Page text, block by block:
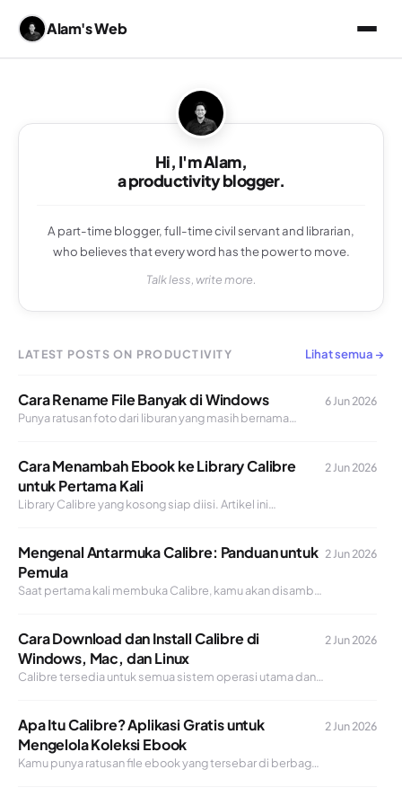
Alam's Web
Hi, I'm Alam,
a productivity blogger.
A part-time blogger, full-time civil servant and librarian,
who believes that every word has the power to move.
Talk less, write more.
LATEST POSTS ON PRODUCTIVITY Lihat semua →
Cara Rename File Banyak di Windows
Punya ratusan foto dari liburan yang masih bernama
6 Jun 2026
Cara Menambah Ebook ke Library Calibre
untuk Pertama Kali
Library Calibre yang kosong siap diisi. Artikel ini
2 Jun 2026
Mengenal Antarmuka Calibre: Panduan untuk
Pemula
Saat pertama kali membuka Calibre, kamu akan disambut
2 Jun 2026
Cara Download dan Install Calibre di
Windows, Mac, dan Linux
Calibre tersedia untuk semua sistem operasi utama dan
2 Jun 2026
Apa Itu Calibre? Aplikasi Gratis untuk
Mengelola Koleksi Ebook
Kamu punya ratusan file ebook yang tersebar di berbagai
2 Jun 2026